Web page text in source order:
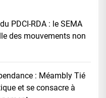
PDCI-RDA : le SEMA
des mouvements non
: Méambly Tié
et se consacre à